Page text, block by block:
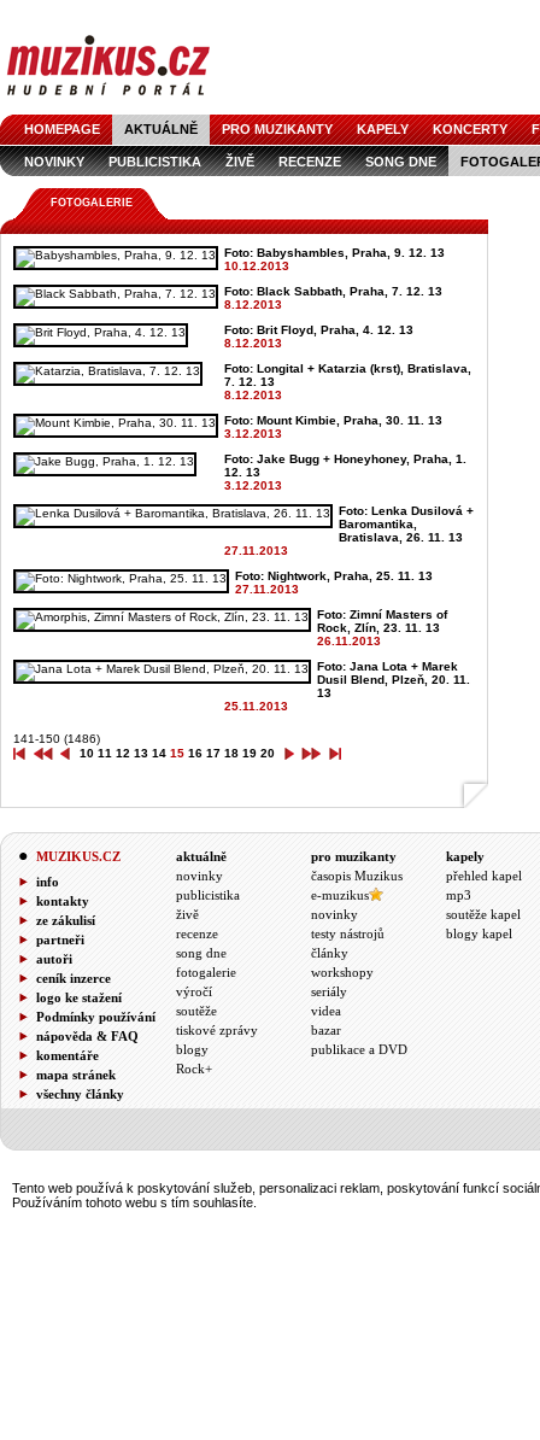
HOMEPAGE AKTUÁLNĚ PRO MUZIKANTY KAPELY KONCERTY
NOVINKY PUBLICISTIKA ŽIVĚ RECENZE SONG DNE
FOTOGALERIE
Foto: Babyshambles, Praha, 9. 12. 13
10.12.2013
Foto: Black Sabbath, Praha, 7. 12. 13
8.12.2013
Foto: Brit Floyd, Praha, 4. 12. 13
8.12.2013
Foto: Longital + Katarzia (krst), Bratislava,
7. 12. 13
8.12.2013
Foto: Mount Kimbie, Praha, 30. 11. 13
3.12.2013
Foto: Jake Bugg + Honeyhoney, Praha, 1.
12. 13
3.12.2013
Foto: Lenka Dusilová +
Baromantika,
Bratislava, 26. 11. 13
27.11.2013
Foto: Nightwork, Praha, 25. 11. 13
27.11.2013
Foto: Zimní Masters of
Rock, Zlín, 23. 11. 13
26.11.2013
Foto: Jana Lota + Marek
Dusil Blend, Plzeň, 20. 11.
13
25.11.2013
141-150 (1486)
10 11 12 13 14 15 16 17 18 19 20
MUZIKUS.CZ
info
kontakty
ze zákulisí
partneři
autoři
ceník inzerce
logo ke stažení
Podmínky používání
nápověda & FAQ
komentáře
mapa stránek
všechny články
aktuálně
novinky
publicistika
živě
recenze
song dne
fotogalerie
výročí
soutěže
tiskové zprávy
blogy
Rock+
pro muzikanty
časopis Muzikus
e-muzikus
novinky
testy nástrojů
články
workshopy
seriály
videa
bazar
publikace a DVD
kapely
přehled kapel
mp3
soutěže kapel
blogy kapel
Tento web používá k poskytování služeb, personalizaci reklam, poskytování funkcí
Používáním tohoto webu s tím souhlasíte.